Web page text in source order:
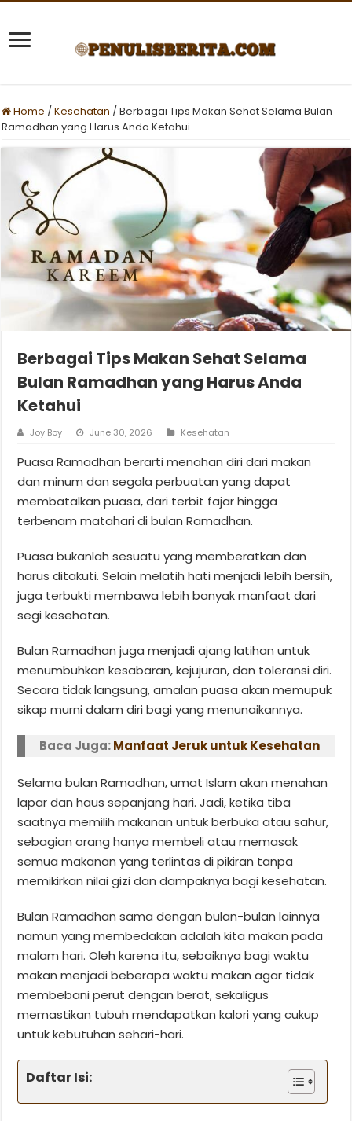
Home /Kesehatan /Berbagai Tips Makan Sehat Selama Bulan
Ramadhan yang Harus Anda Ketahui
Berbagai Tips Makan Sehat Selama
Bulan Ramadhan yang Harus Anda
Ketahui
Joy Boy June 30, 2026 Kesehatan
Puasa Ramadhan berarti menahan diri dari makan
dan minum dan segala perbuatan yang dapat
membatalkan puasa, dari terbit fajar hingga
terbenam matahari di bulan Ramadhan.
Puasa bukanlah sesuatu yang memberatkan dan
harus ditakuti. Selain melatih hati menjadi lebih bersih,
juga terbukti membawa lebih banyak manfaat dari
segi kesehatan.
Bulan Ramadhan juga menjadi ajang latihan untuk
menumbuhkan kesabaran, kejujuran, dan toleransi diri.
Secara tidak langsung, amalan puasa akan memupuk
sikap murni dalam diri bagi yang menunaikannya.
Baca Juga:Manfaat Jeruk untuk Kesehatan
Selama bulan Ramadhan, umat Islam akan menahan
lapar dan haus sepanjang hari. Jadi, ketika tiba
saatnya memilih makanan untuk berbuka atau sahur,
sebagian orang hanya membeli atau memasak
semua makanan yang terlintas di pikiran tanpa
memikirkan nilai gizi dan dampaknya bagi kesehatan.
Bulan Ramadhan sama dengan bulan-bulan lainnya
namun yang membedakan adalah kita makan pada
malam hari. Oleh karena itu, sebaiknya bagi waktu
makan menjadi beberapa waktu makan agar tidak
membebani perut dengan berat, sekaligus
memastikan tubuh mendapatkan kalori yang cukup
untuk kebutuhan sehari-hari.
Daftar Isi: